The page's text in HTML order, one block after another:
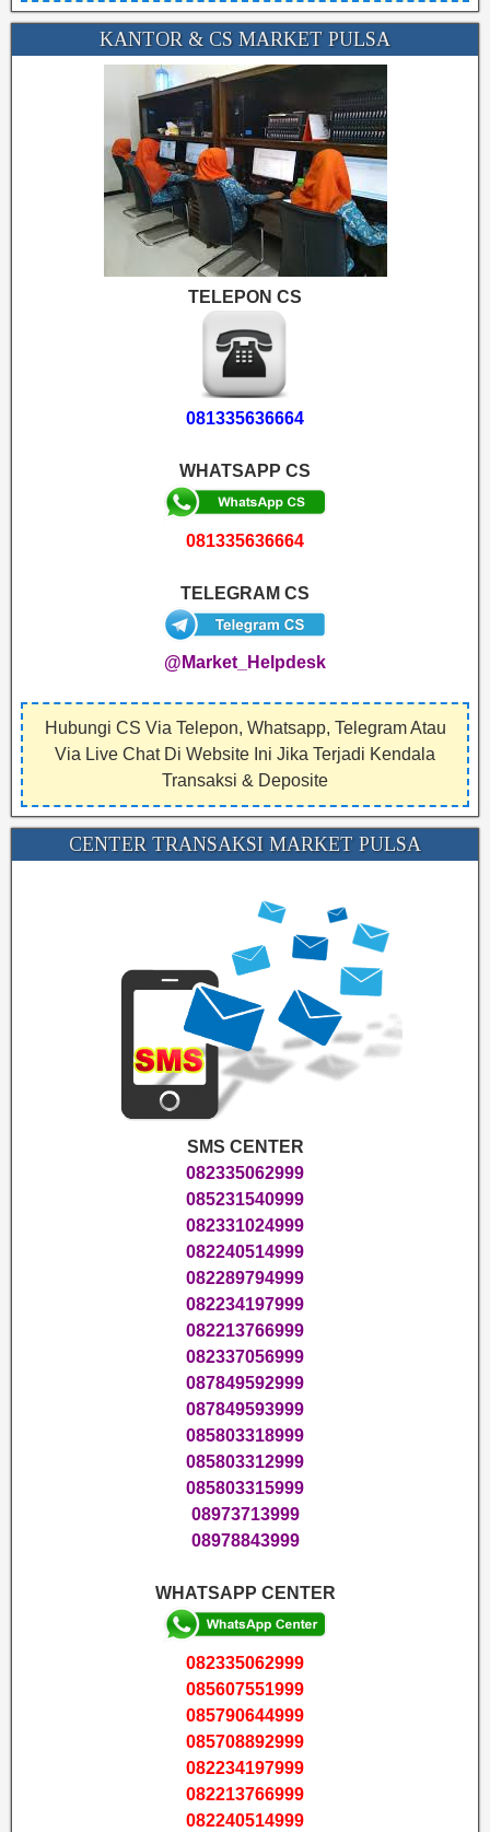
KANTOR & CS MARKET PULSA
TELEPON CS
081335636664
WHATSAPP CS
081335636664
TELEGRAM CS
@Market_Helpdesk
Hubungi CS Via Telepon, Whatsapp, Telegram Atau
Via Live Chat Di Website Ini Jika Terjadi Kendala
Transaksi & Deposite
CENTER TRANSAKSI MARKET PULSA
SMS CENTER
082335062999
085231540999
082331024999
082240514999
082289794999
082234197999
082213766999
082337056999
087849592999
087849593999
085803318999
085803312999
085803315999
08973713999
08978843999
WHATSAPP CENTER
082335062999
085607551999
085790644999
085708892999
082234197999
082213766999
082240514999